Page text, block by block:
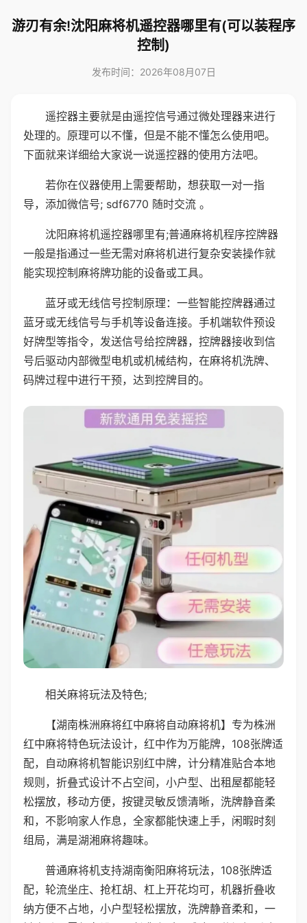
游刃有余!沈阳麻将机遥控器哪里有(可以装程序
控制)
发布时间：2026年08月07日
遥控器主要就是由遥控信号通过微处理器来进行
处理的。原理可以不懂，但是不能不懂怎么使用吧。
下面就来详细给大家说一说遥控器的使用方法吧。
若你在仪器使用上需要帮助，想获取一对一指
导，添加微信号; sdf6770 随时交流 。
沈阳麻将机遥控器哪里有;普通麻将机程序控牌器
一般是指通过一些无需对麻将机进行复杂安装操作就
能实现控制麻将牌功能的设备或工具。
蓝牙或无线信号控制原理：一些智能控牌器通过
蓝牙或无线信号与手机等设备连接。手机端软件预设
好牌型等指令，发送信号给控牌器，控牌器接收到信
号后驱动内部微型电机或机械结构，在麻将机洗牌、
码牌过程中进行干预，达到控牌目的。
相关麻将玩法及特色;
【湖南株洲麻将红中麻将自动麻将机】专为株洲
红中麻将特色玩法设计，红中作为万能牌，108张牌适
配，自动麻将机智能识别红中牌，计分精准贴合本地
规则，折叠式设计不占空间，小户型、出租屋都能轻
松摆放，移动方便，按键灵敏反馈清晰，洗牌静音柔
和，不影响家人作息，全家都能快速上手，闲暇时刻
组局，满是湖湘麻将趣味。
普通麻将机支持湖南衡阳麻将玩法，108张牌适
配，轮流坐庄、抢杠胡、杠上开花均可，机器折叠收
纳方便不占地，小户型轻松摆放，洗牌静音柔和，一